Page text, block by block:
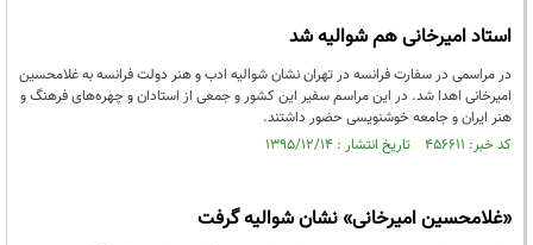
استاد امیرخانی هم شوالیه شد
در مراسمی در سفارت فرانسه در تهران نشان شوالیه ادب و هنر دولت فرانسه به غلامحسین
امیرخانی اهدا شد. در این مراسم سفیر این کشور و جمعی از استادان و چهره‌های فرهنگ و
هنر ایران و جامعه خوشنویسی حضور داشتند.
کد خبر: ۴۵۶۶۱۱ تاریخ انتشار : ۱۳۹۵/۱۲/۱۴
«غلامحسین امیرخانی» نشان شوالیه گرفت